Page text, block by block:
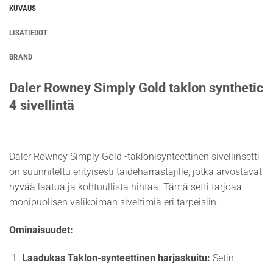
KUVAUS
LISÄTIEDOT
BRAND
Daler Rowney Simply Gold taklon synthetic
4 sivellintä
Daler Rowney Simply Gold -taklonisynteettinen sivellinsetti
on suunniteltu erityisesti taideharrastajille, jotka arvostavat
hyvää laatua ja kohtuullista hintaa. Tämä setti tarjoaa
monipuolisen valikoiman siveltimiä eri tarpeisiin.
Ominaisuudet:
Laadukas Taklon-synteettinen harjaskuitu: Setin